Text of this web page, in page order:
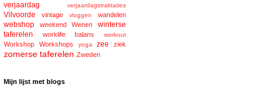
verjaardag verjaardagstraktaties
Vilvoorde vintage vloggen wandelen
webshop weekend Wenen
winterse
taferelen
worklife balans workout
Workshop Workshops yoga zee ziek
zomerse taferelen Zweden
Mijn lijst met blogs